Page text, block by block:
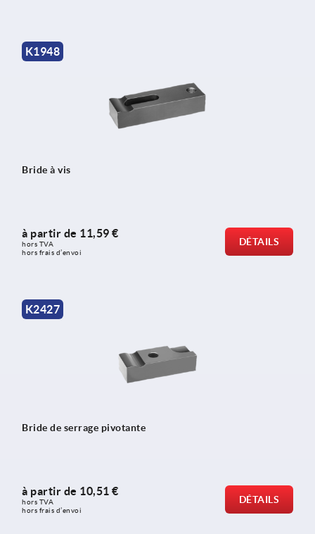
K1948
Bride à vis
à partir de 11,59 €
hors TVA
hors frais d’envoi
DÉTAILS
K2427
Bride de serrage pivotante
à partir de 10,51 €
hors TVA
hors frais d’envoi
DÉTAILS